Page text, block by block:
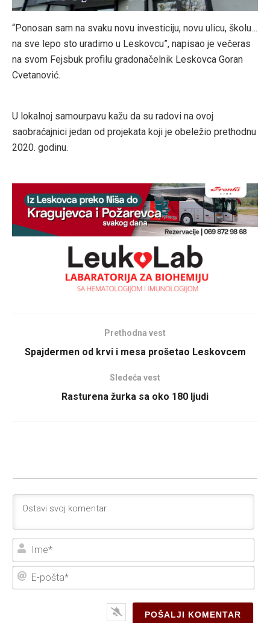
“Ponosan sam na svaku novu investiciju, novu ulicu, školu…
na sve lepo sto uradimo u Leskovcu”, napisao je večeras
na svom Fejsbuk profilu gradonačelnik Leskovca Goran
Cvetanović.
U lokalnoj samourpavu kažu da su radovi na ovoj
saobraćajnici jedan od projekata koji je obeležio prethodnu
2020. godinu.
Prethodna vest
Spajdermen od krvi i mesa prošetao Leskovcem
Sledeća vest
Rasturena žurka sa oko 180 ljudi
E-